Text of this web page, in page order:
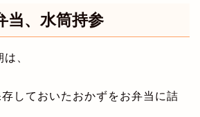
、水筒持参
、
しておいたおかずをお弁当に詰